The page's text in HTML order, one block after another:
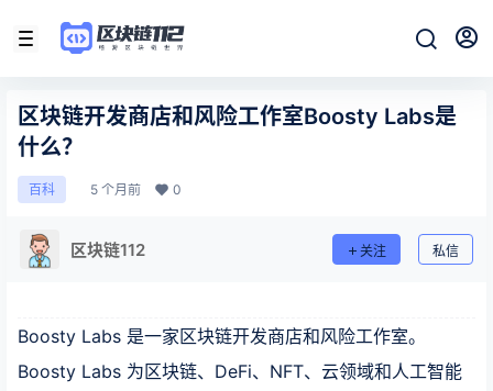
区块链开发商店和风险工作室Boosty Labs是
什么？
百科 5 个月前 0
区块链112 关注 私信
Boosty Labs 是一家区块链开发商店和风险工作室。
Boosty Labs 为区块链、DeFi、NFT、云领域和人工智能